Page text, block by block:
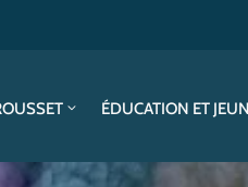
ÉDUCATION ET